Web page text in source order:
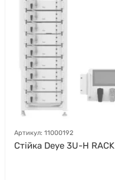
Артикул: 11000192
Стійка Deye 3U-H RACK